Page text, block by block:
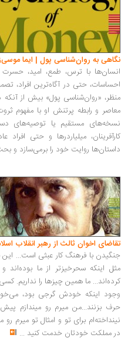
به روان‌شناسی پول | ایما موسی‌زاده
با ترس، طمع، امید، حسرت و
حتی در آگاه‌ترین افراد،
«روان‌شناسی پول» بیش از آنکه درباره
و رابطه پرتنش او با مفهوم ثروت و
مستقیم یا توصیه‌های دستوری،
میلیاردرها و حتی افراد عادی
روایت خود را برمی‌سازد و بحث را
اخوان ثالث از رهبر انقلاب اسلامی
با فرهنگ کار عبثی است... این برادران
اینکه سحرخیزتر از ما بوده‌اند و
ما همین چیزها را نداریم. کسی نداریم
اینکه خودش گرجی بود، می‌خواست
بزنند...من میرم رو میندازم پیش آقای
برای تو و امثال تو میرم رو
مملکت خودتان خدمت کنید...